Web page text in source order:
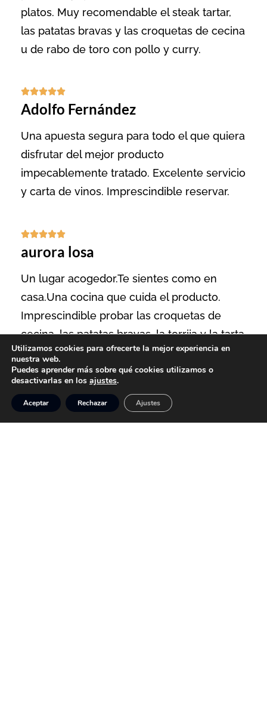
platos. Muy recomendable el steak tartar,
las patatas bravas y las croquetas de cecina
u de rabo de toro con pollo y curry.

Adolfo Fernández
Una apuesta segura para todo el que quiera
disfrutar del mejor producto
impecablemente tratado. Excelente servicio
y carta de vinos. Imprescindible reservar.

aurora losa
Un lugar acogedor.Te sientes como en
casa.Una cocina que cuida el producto.
Imprescindible probar las croquetas de
cecina, las patatas bravas, la torrija y la tarta
de queso.

OSCAR El Bravero
Utilizamos cookies para ofrecerte la mejor experiencia en
nuestra web.
Puedes aprender más sobre qué cookies utilizamos o
desactivarlas en los ajustes.
Aceptar Rechazar Ajustes